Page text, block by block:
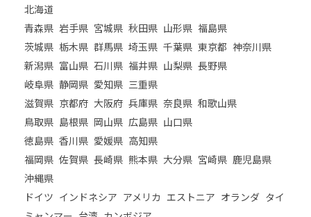
北海道
青森県 岩手県 宮城県 秋田県 山形県 福島県
茨城県 栃木県 群馬県 埼玉県 千葉県 東京都 神奈川県
新潟県 富山県 石川県 福井県 山梨県 長野県
岐阜県 静岡県 愛知県 三重県
滋賀県 京都府 大阪府 兵庫県 奈良県 和歌山県
鳥取県 島根県 岡山県 広島県 山口県
徳島県 香川県 愛媛県 高知県
福岡県 佐賀県 長崎県 熊本県 大分県 宮崎県 鹿児島県
沖縄県
ドイツ インドネシア アメリカ エストニア オランダ タイ